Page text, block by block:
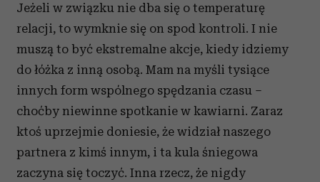
Jeżeli w związku nie dba się o temperaturę
relacji, to wymknie się on spod kontroli. I nie
muszą to być ekstremalne akcje, kiedy idziemy
do łóżka z inną osobą. Mam na myśli tysiące
innych form wspólnego spędzania czasu –
choćby niewinne spotkanie w kawiarni. Zaraz
ktoś uprzejmie doniesie, że widział naszego
partnera z kimś innym, i ta kula śniegowa
zaczyna się toczyć. Inna rzecz, że nigdy